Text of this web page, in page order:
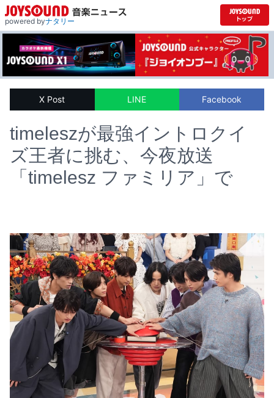
powered byナタリー
X Post LINE Facebook
timeleszが最強イントロクイ
ズ王者に挑む、今夜放送
「timelesz ファミリア」で